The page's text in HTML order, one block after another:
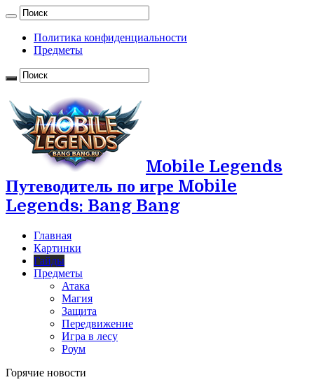
Политика конфиденциальности
Предметы
Mobile Legends
Путеводитель по игре Mobile
Legends: Bang Bang
Главная
Картинки
Гайды
Предметы
Атака
Магия
Защита
Передвижение
Игра в лесу
Роум
Горячие новости